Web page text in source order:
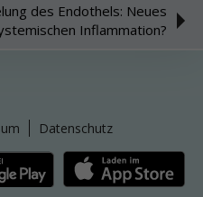
des Endothels: Neues
Inflammation?
Datenschutz